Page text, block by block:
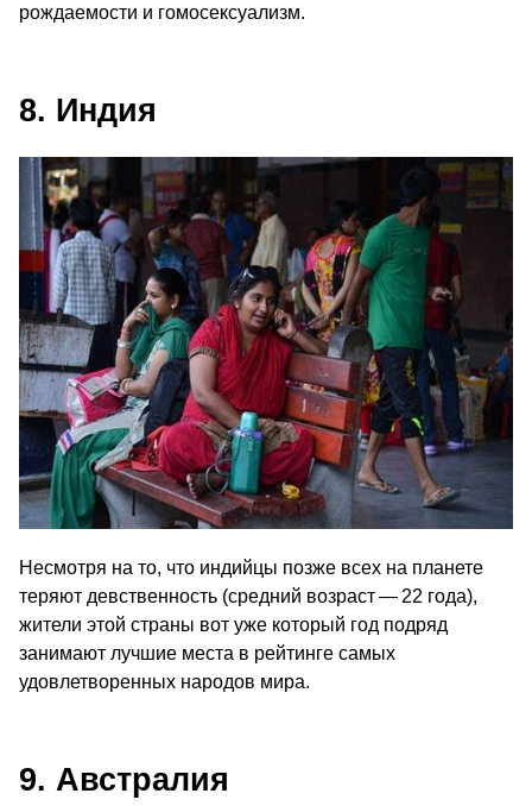
рождаемости и гомосексуализм.
8. Индия
Несмотря на то, что индийцы позже всех на планете
теряют девственность (средний возраст — 22 года),
жители этой страны вот уже который год подряд
занимают лучшие места в рейтинге самых
удовлетворенных народов мира.
9. Австралия